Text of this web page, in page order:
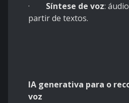
· Síntese de voz:
partir de textos.
IA generativa para o
voz